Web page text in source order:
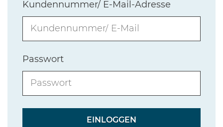
Kundennummer/ E-Mail-Adresse
Passwort